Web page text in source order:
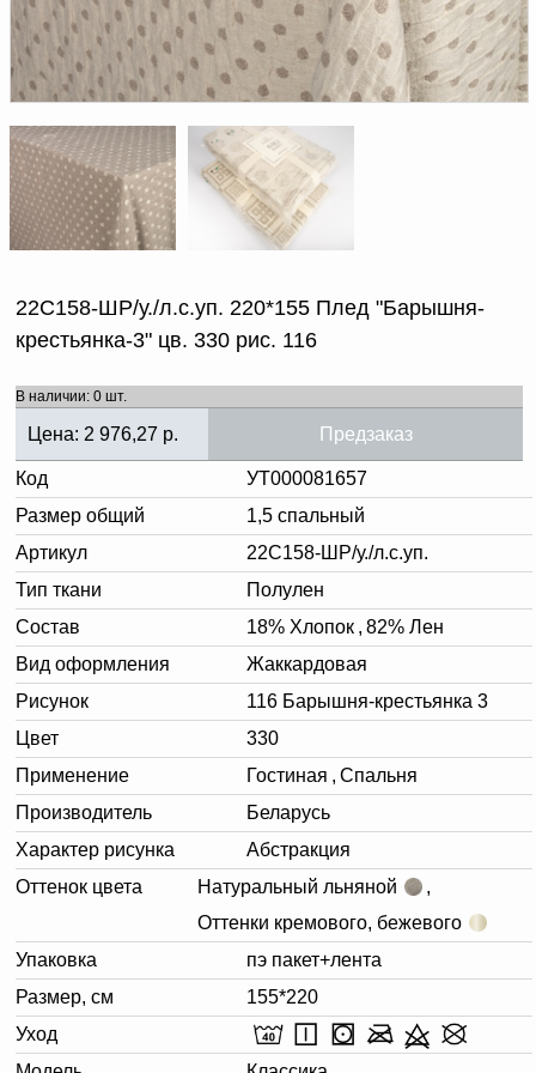
Доверенность на
получение груза
Документы по работе с
персональными данными
Письмо руководителю
Вопросы и ответы
Новости | Статьи
22С158-ШР/у./л.с.уп. 220*155 Плед "Барышня-
крестьянка-3" цв. 330 рис. 116
В наличии: 0 шт.
Цена: 2 976,27 р. Предзаказ
Код
УТ000081657
Размер общий
1,5 спальный
Артикул
22С158-ШР/у./л.с.уп.
Тип ткани
Полулен
Состав
18% Хлопок , 82% Лен
Вид оформления
Жаккардовая
Рисунок
116 Барышня-крестьянка 3
Цвет
330
Применение
Гостиная , Спальня
Производитель
Беларусь
Характер рисунка
Абстракция
Оттенок цвета
Натуральный льняной
,
Оттенки кремового, бежевого
Упаковка
пэ пакет+лента
Размер, см
155*220
Уход